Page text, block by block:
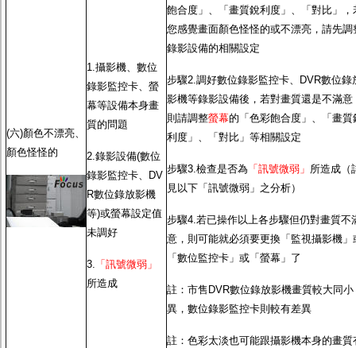
(六)顏色不漂亮、
顏色怪怪的
1.攝影機、數位
錄影監控卡、螢
幕等設備本身畫
質的問題
2.錄影設備(數位
錄影監控卡、DV
R數位錄放影機
等)或螢幕設定值
未調好
3.
「訊號微弱」
所造成
飽合度」、「畫質銳利度」、「對比」，
您感覺畫面顏色怪怪的或不漂亮，請先調
錄影設備的相關設定
步驟2.調好數位錄影監控卡、DVR數位錄
影機等錄影設備後，若對畫質還是不滿意
則請調整螢幕的「色彩飽合度」、「畫質
利度」、「對比」等相關設定
步驟3.檢查是否為 「訊號微弱」 所造成（
見以下「訊號微弱」之分析）
步驟4.若已操作以上各步驟但仍對畫質不
意，則可能就必須要更換「監視攝影機」
「數位監控卡」或「螢幕」了
註：市售DVR數位錄放影機畫質較大同小
異，數位錄影監控卡則較有差異
註：色彩太淡也可能跟攝影機本身的畫質